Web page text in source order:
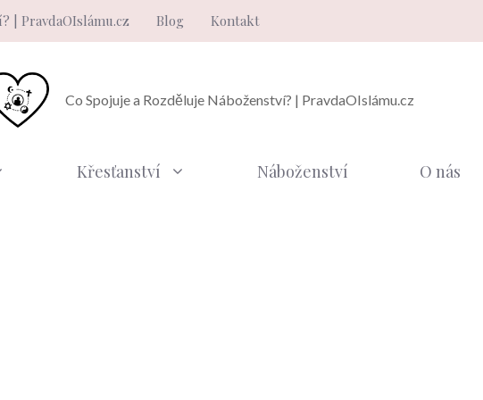
| PravdaOIslámu.cz Blog Kontakt
Co Spojuje a Rozděluje Náboženství? | PravdaOIslámu.cz
Křesťanství Náboženství O nás